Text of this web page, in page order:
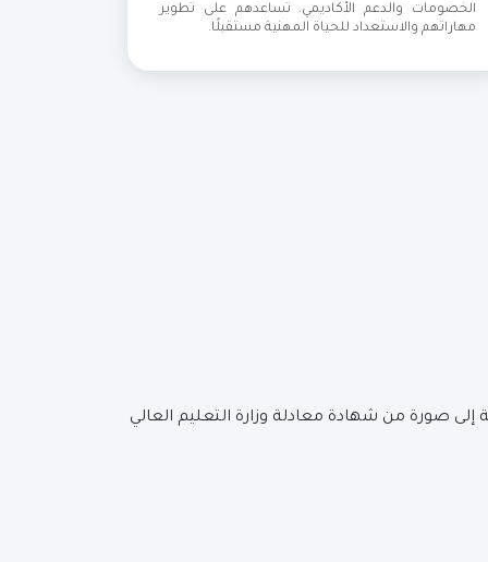
الخصومات والدعم الأكاديمي. تساعدهم على تطوير
مهاراتهم والاستعداد للحياة المهنية مستقبلًا.
صورة من شهادة معادلة وزارة التعليم العالي